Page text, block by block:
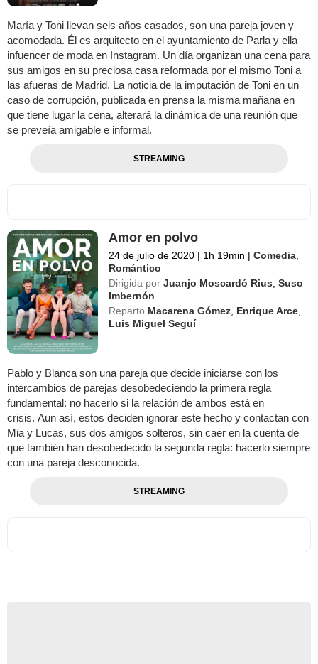
María y Toni llevan seis años casados, son una pareja joven y
acomodada. Él es arquitecto en el ayuntamiento de Parla y ella
infuencer de moda en Instagram. Un día organizan una cena para
sus amigos en su preciosa casa reformada por el mismo Toni a
las afueras de Madrid. La noticia de la imputación de Toni en un
caso de corrupción, publicada en prensa la misma mañana en
que tiene lugar la cena, alterará la dinámica de una reunión que
se preveía amigable e informal.
STREAMING
Amor en polvo
24 de julio de 2020 | 1h 19min | Comedia
Romántico
Dirigida por Juanjo Moscardó Rius ,Suso
Imbernón
Reparto Macarena Gómez Enrique Arce
Luis Miguel Seguí
Pablo y Blanca son una pareja que decide iniciarse con los
intercambios de parejas desobedeciendo la primera regla
fundamental: no hacerlo si la relación de ambos está en
crisis. Aun así, estos deciden ignorar este hecho y contactan con
Mia y Lucas, sus dos amigos solteros, sin caer en la cuenta de
que también han desobedecido la segunda regla: hacerlo siempre
con una pareja desconocida.
STREAMING